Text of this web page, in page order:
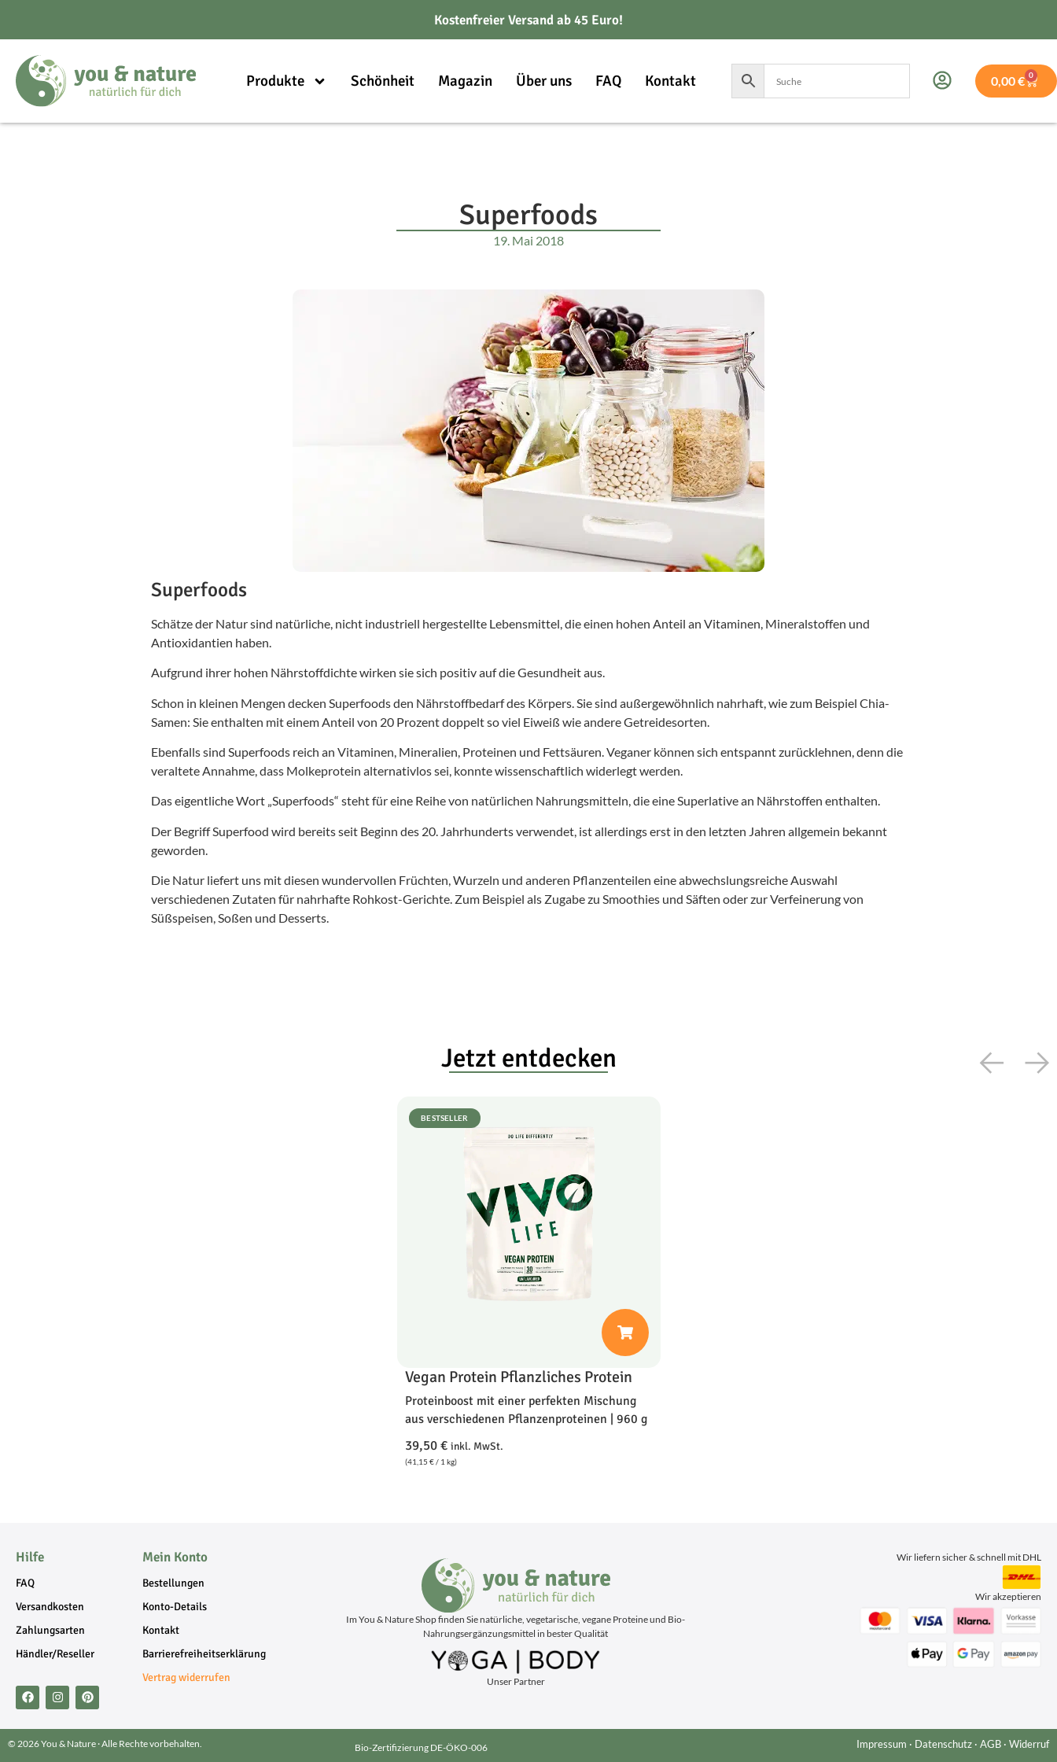
Kostenfreier Versand ab 45 Euro!
Produkte Schönheit Magazin Über uns FAQ Kontakt 0,00€ 0
Superfoods
19. Mai 2018
Superfoods
Schätze der Natur sind natürliche, nicht industriell hergestellte Lebensmittel, die einen hohen Anteil an Vitaminen, Mineralstoffen und
Antioxidantien haben.
Aufgrund ihrer hohen Nährstoffdichte wirken sie sich positiv auf die Gesundheit aus.
Schon in kleinen Mengen decken Superfoods den Nährstoffbedarf des Körpers. Sie sind außergewöhnlich nahrhaft, wie zum Beispiel Chia-
Samen: Sie enthalten mit einem Anteil von 20 Prozent doppelt so viel Eiweiß wie andere Getreidesorten.
Ebenfalls sind Superfoods reich an Vitaminen, Mineralien, Proteinen und Fettsäuren. Veganer können sich entspannt zurücklehnen, denn die
veraltete Annahme, dass Molkeprotein alternativlos sei, konnte wissenschaftlich widerlegt werden.
Das eigentliche Wort „Superfoods“ steht für eine Reihe von natürlichen Nahrungsmitteln, die eine Superlative an Nährstoffen enthalten.
Der Begriff Superfood wird bereits seit Beginn des 20. Jahrhunderts verwendet, ist allerdings erst in den letzten Jahren allgemein bekannt
geworden.
Die Natur liefert uns mit diesen wundervollen Früchten, Wurzeln und anderen Pflanzenteilen eine abwechslungsreiche Auswahl
verschiedenen Zutaten für nahrhafte Rohkost-Gerichte. Zum Beispiel als Zugabe zu Smoothies und Säften oder zur Verfeinerung von
Süßspeisen, Soßen und Desserts.
Jetzt entdecken
BESTSELLER
Vegan Protein Pflanzliches Protein
Proteinboost mit einer perfekten Mischung
aus verschiedenen Pflanzenproteinen | 960 g
39,50€ inkl. MwSt.
(41,15 €/ 1 kg)
Hilfe
FAQ
Versandkosten
Zahlungsarten
Händler/Reseller
Mein Konto
Bestellungen
Konto-Details
Kontakt
Barrierefreiheitserklärung
Vertrag widerrufen
Im You & Nature Shop finden Sie natürliche, vegetarische, vegane Proteine und Bio-
Nahrungsergänzungsmittel in bester Qualität
Unser Partner
Wir liefern sicher & schnell mit DHL
Wir akzeptieren
© 2026 You & Nature · Alle Rechte vorbehalten. Bio-Zertifizierung DE-ÖKO-006 Impressum · Datenschutz· AGB· Widerruf